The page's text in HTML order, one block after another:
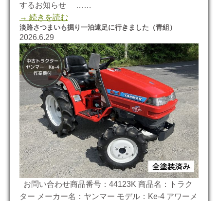
するお知らせ ……
→ 続きを読む
淡路さつまいも掘り一泊遠足に行きました（青組）
2026.6.29
お問い合わせ商品番号：44123K 商品名：トラク
ター メーカー名：ヤンマー モデル：Ke-4 アワーメ